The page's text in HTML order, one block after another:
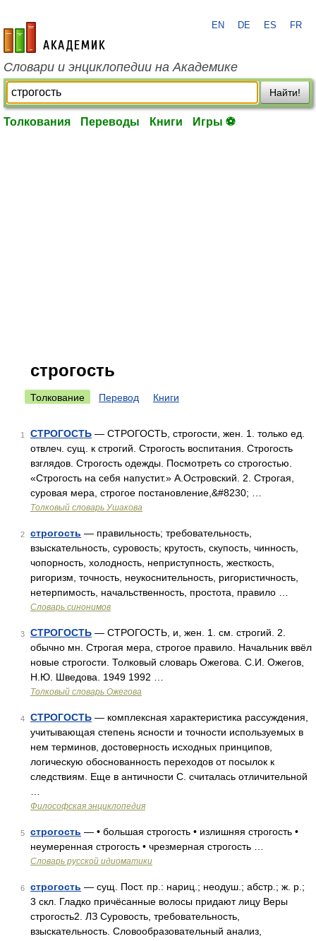
academic.ru
EN DE ES FR
Словари и энциклопедии на Академике
Найти!
Толкования Переводы Книги Игры ⚽
строгость
Толкование Перевод Книги
1 СТРОГОСТЬ — СТРОГОСТЬ, строгости, жен. 1. только ед.
отвлеч. сущ. к строгий. Строгость воспитания. Строгость
взглядов. Строгость одежды. Посмотреть со строгостью.
«Строгость на себя напустит.» А.Островский. 2. Строгая,
суровая мера, строгое постановление,&#8230; …
Толковый словарь Ушакова
2 строгость — правильность; требовательность,
взыскательность, суровость; крутость, скупость, чинность,
чопорность, холодность, неприступность, жесткость,
ригоризм, точность, неукоснительность, ригористичность,
нетерпимость, начальственность, простота, правило …
Словарь синонимов
3 СТРОГОСТЬ — СТРОГОСТЬ, и, жен. 1. см. строгий. 2.
обычно мн. Строгая мера, строгое правило. Начальник ввёл
новые строгости. Толковый словарь Ожегова. С.И. Ожегов,
Н.Ю. Шведова. 1949 1992 …
Толковый словарь Ожегова
4 СТРОГОСТЬ — комплексная характеристика рассуждения,
учитывающая степень ясности и точности используемых в
нем терминов, достоверность исходных принципов,
логическую обоснованность переходов от посылок к
следствиям. Еще в античности С. считалась отличительной
Философская энциклопедия
5 строгость — • большая строгость • излишняя строгость •
неумеренная строгость • чрезмерная строгость …
Словарь русской идиоматики
6 строгость — сущ. Пост. пр.: нариц.; неодуш.; абстр.; ж. р.;
3 скл. Гладко причёсанные волосы придают лицу Веры
строгость2. ЛЗ Суровость, требовательность,
взыскательность. Словообразовательный анализ,